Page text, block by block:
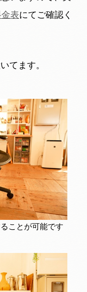
表にてご確認く
てます。
ことが可能です